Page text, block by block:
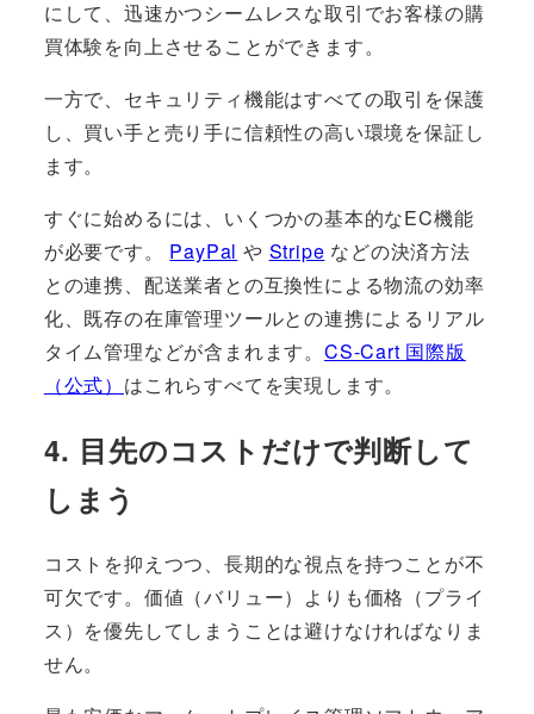
にして、迅速かつシームレスな取引でお客様の購
買体験を向上させることができます。
一方で、セキュリティ機能はすべての取引を保護
し、買い手と売り手に信頼性の高い環境を保証し
ます。
すぐに始めるには、いくつかの基本的なEC機能
が必要です。 PayPal や Stripe などの決済方法
との連携、配送業者との互換性による物流の効率
化、既存の在庫管理ツールとの連携によるリアル
タイム管理などが含まれます。 CS-Cart 国際版
（公式） はこれらすべてを実現します。
4. 目先のコストだけで判断して
しまう
コストを抑えつつ、長期的な視点を持つことが不
可欠です。価値（バリュー）よりも価格（プライ
ス）を優先してしまうことは避けなければなりま
せん。